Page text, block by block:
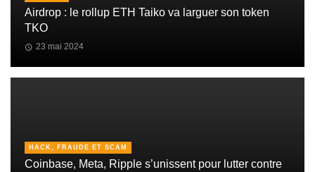
Airdrop : le rollup ETH Taiko va larguer son token
TKO
23 mai 2024
HACK, FRAUDE ET SCAM
Coinbase, Meta, Ripple s’unissent pour lutter contre